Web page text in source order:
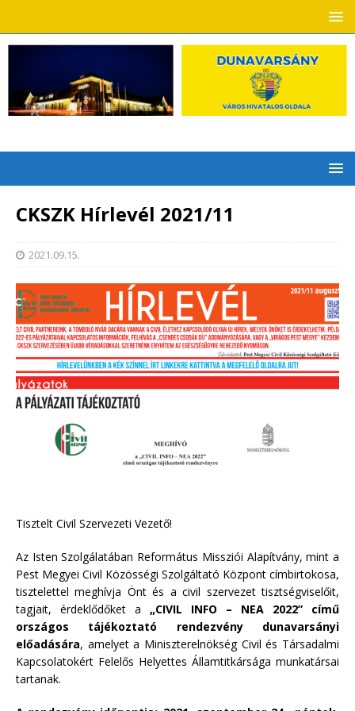
CKSZK Hírlevél 2021/11
2021.09.15.
Tisztelt Civil Szervezeti Vezető!
Az Isten Szolgálatában Református Missziói Alapítvány, mint a
Pest Megyei Civil Közösségi Szolgáltató Központ címbirtokosa,
tisztelettel meghívja Önt és a civil szervezet tisztségviselőit,
tagjait, érdeklődőket a „CIVIL INFO – NEA 2022” című
országos tájékoztató rendezvény dunavarsányi
előadására, amelyet a Miniszterelnökség Civil és Társadalmi
Kapcsolatokért Felelős Helyettes Államtitkársága munkatársai
tartanak.